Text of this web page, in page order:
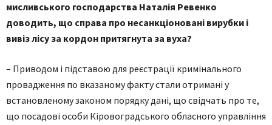
мисливського господарства Наталія Ревенко
доводить, що справа про несанкціоновані вирубки і
вивіз лісу за кордон притягнута за вуха?
– Приводом і підставою для реєстрації кримінального
провадження по вказаному факту стали отримані у
встановленому законом порядку дані, що свідчать про те,
що посадові особи Кіровоградського обласного управління